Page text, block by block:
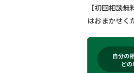
【初回相談
はおまかせく